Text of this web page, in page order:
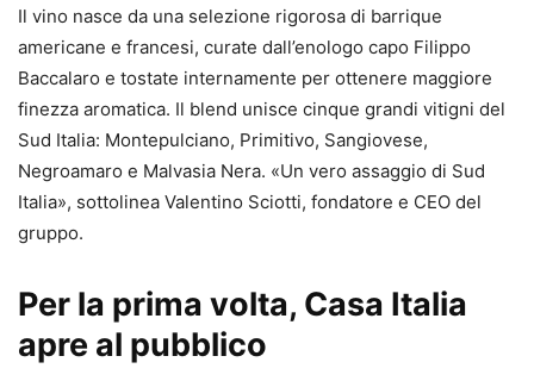
Il vino nasce da una selezione rigorosa di barrique
americane e francesi, curate dall’enologo capo Filippo
Baccalaro e tostate internamente per ottenere maggiore
finezza aromatica. Il blend unisce cinque grandi vitigni del
Sud Italia: Montepulciano, Primitivo, Sangiovese,
Negroamaro e Malvasia Nera. «Un vero assaggio di Sud
Italia», sottolinea Valentino Sciotti, fondatore e CEO del
gruppo.
Per la prima volta, Casa Italia
apre al pubblico